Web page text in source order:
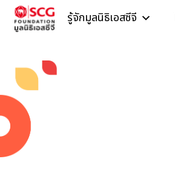
Skip to content
รู้จักมูลนิธิเอสซีจี